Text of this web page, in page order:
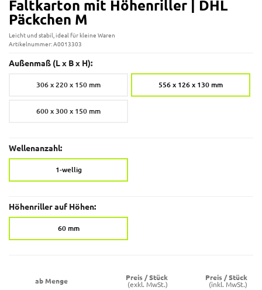
Faltkarton mit Höhenriller | DHL
Päckchen M
Leicht und stabil, ideal für kleine Waren
Artikelnummer: A0013303
Außenmaß (L x B x H):
306 x 220 x 150 mm 556 x 126 x 130 mm
600 x 300 x 150 mm
Wellenanzahl:
1-wellig
Höhenriller auf Höhen:
60 mm
ab Menge
Preis / Stück
(exkl. MwSt.)
Preis / Stück
(inkl. MwSt.)